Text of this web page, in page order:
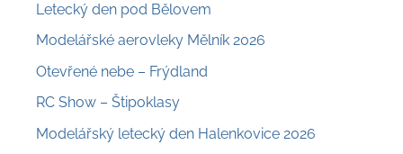
Letecký den pod Bělovem
Modelářské aerovleky Mělník 2026
Otevřené nebe – Frýdland
RC Show – Štipoklasy
Modelářský letecký den Halenkovice 2026